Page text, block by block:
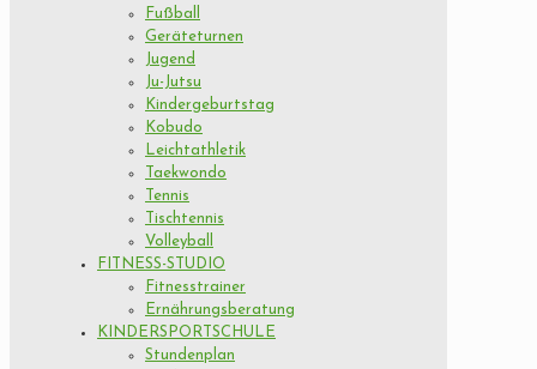
Fußball
Geräteturnen
Jugend
Ju-Jutsu
Kindergeburtstag
Kobudo
Leichtathletik
Taekwondo
Tennis
Tischtennis
Volleyball
FITNESS-STUDIO
Fitnesstrainer
Ernährungsberatung
KINDERSPORTSCHULE
Stundenplan